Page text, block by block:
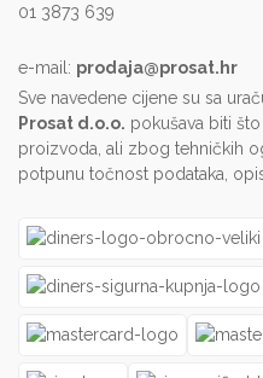
01 3873 639
e-mail: prodaja@prosat.hr
Sve navedene cijene su sa
Prosat d.o.o. pokušava biti
proizvoda, ali zbog tehničkih
potpunu točnost podataka,